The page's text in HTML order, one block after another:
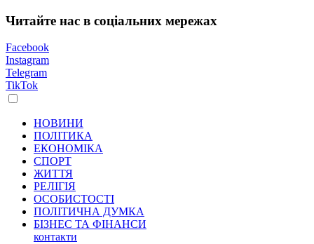
Читайте нас в соціальних мережах
Facebook
Instagram
Telegram
TikTok
НОВИНИ
ПОЛІТИКА
ЕКОНОМІКА
СПОРТ
ЖИТТЯ
РЕЛІГІЯ
ОСОБИСТОСТІ
ПОЛІТИЧНА ДУМКА
БІЗНЕС ТА ФІНАНСИ
контакти